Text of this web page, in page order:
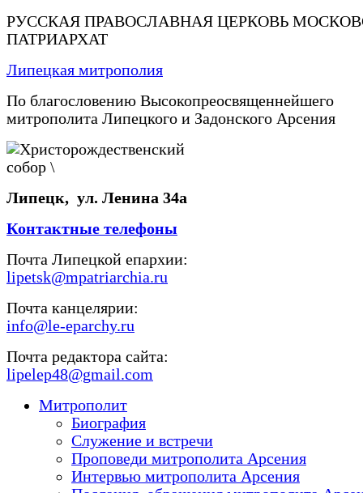
РУССКАЯ ПРАВОСЛАВНАЯ ЦЕРКОВЬ
ПАТРИАРХАТ
Липецкая митрополия
По благословению Высокопреосвященнейшего
митрополита Липецкого и Задонского Арсения
Липецк, ул. Ленина 34а
Контактные телефоны
Почта Липецкой епархии:
lipetsk@mpatriarchia.ru
Почта канцелярии:
info@le-eparchy.ru
Почта редактора сайта:
lipelep48@gmail.com
Митрополит
Биография
Служение и встречи
Проповеди митрополита Арсения
Интервью митрополита Арсения